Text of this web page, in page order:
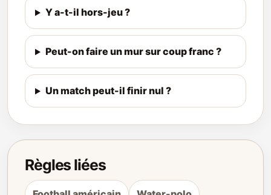
Y a-t-il hors-jeu ?
Peut-on faire un mur sur coup franc ?
Un match peut-il finir nul ?
Règles liées